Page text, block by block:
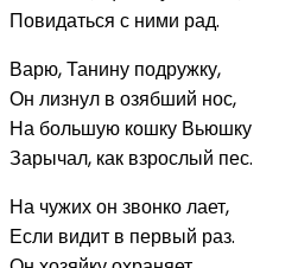
Повидаться с ними рад.
Варю, Танину подружку,
Он лизнул в озябший нос,
На большую кошку Вьюшку
Зарычал, как взрослый пес.
На чужих он звонко лает,
Если видит в первый раз.